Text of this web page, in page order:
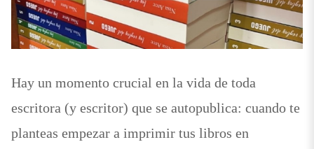
Hay un momento crucial en la vida de toda
escritora (y escritor) que se autopublica: cuando te
planteas empezar a imprimir tus libros en